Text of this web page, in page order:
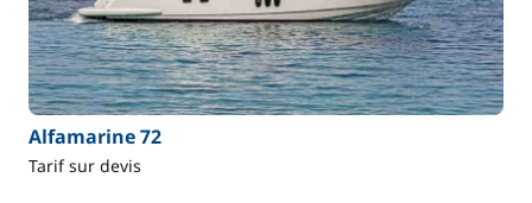
Alfamarine 72
Tarif sur devis